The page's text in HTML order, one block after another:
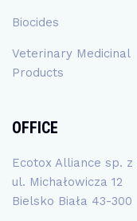
Biocides
Veterinary Medicinal
Products
OFFICE
Ecotox Alliance sp. z
ul. Michałowicza 12
Bielsko Biała 43-300